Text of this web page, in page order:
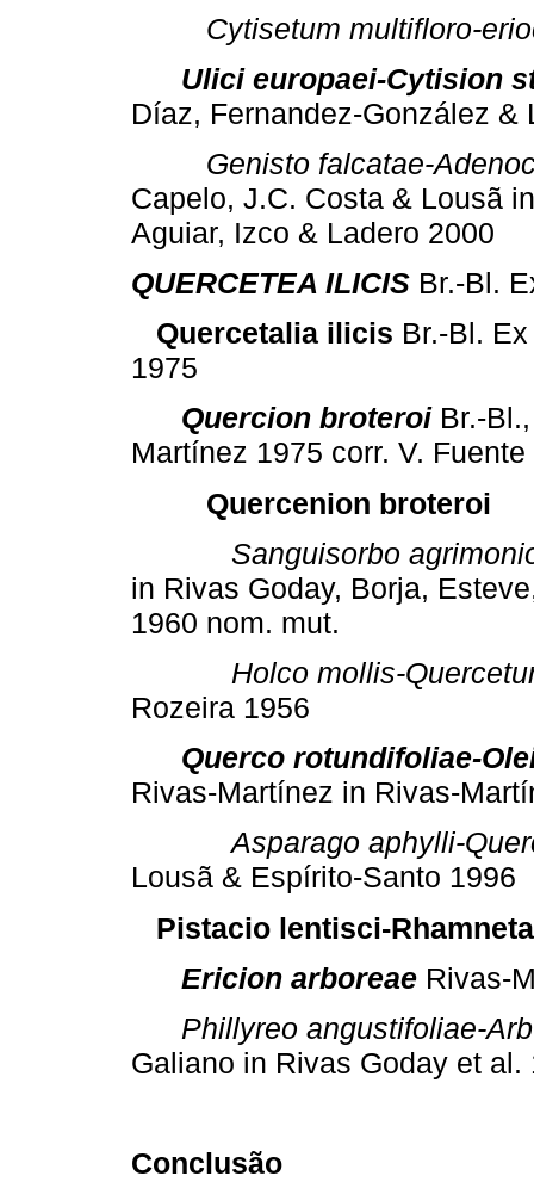
Cytisetum multifloro-
Ulici europaei-Cytision
Díaz, Fernandez-González &
Genisto falcatae-
Capelo, J.C. Costa & Lousã
Aguiar, Izco & Ladero 2000
QUERCETEA ILICIS Br.-Bl.
Quercetalia ilicis Br.-Bl.
1975
Quercion broteroiBr.-Bl.,
Martínez 1975 corr. V. Fuente
Quercenion broteroi
Sanguisorbo
in Rivas Goday, Borja,
1960 nom. mut.
Holco mollis-
Rozeira 1956
Querco rotundifoliae-
Rivas-Martínez in Rivas-
Asparago aphylli-
Lousã & Espírito-Santo 1996
Pistacio lentisci-
Ericion arboreae Rivas-
Phillyreo angustifoliae-
Galiano in Rivas Goday et al.
Conclusão